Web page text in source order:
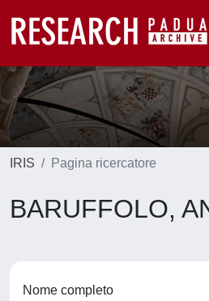
IRIS Pagina ricercatore
BARUFFOLO,
Nome completo